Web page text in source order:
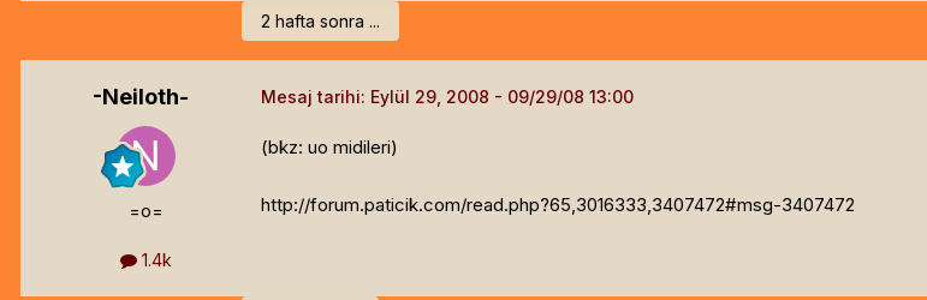
2 hafta sonra ...
-Neiloth-
=o=
1.4k
Mesaj tarihi: Eylül 29, 2008
(bkz: uo midileri)
http://forum.paticik.com/read.php?65,3016333,3407472#msg-3407472